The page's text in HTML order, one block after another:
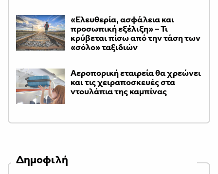
«Ελευθερία, ασφάλεια και
προσωπική εξέλιξη» – Τι
κρύβεται πίσω από την τάση των
«σόλο» ταξιδιών
Αεροπορική εταιρεία θα χρεώνει
και τις χειραποσκευές στα
ντουλάπια της καμπίνας
Δημοφιλή